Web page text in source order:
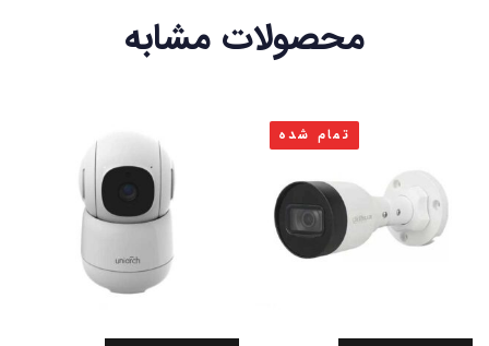
محصولات مشابه
تمام شده